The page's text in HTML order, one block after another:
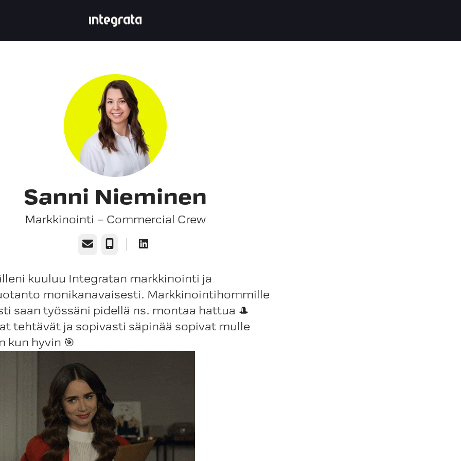
Sanni Nieminen
Markkinointi – Commercial Crew
Email Phone
kuuluu Integratan markkinointi ja
monikanavaisesti. Markkinointihommille
saan työssäni pidellä ns. montaa hattua 🎩
tehtävät ja sopivasti säpinää sopivat mulle
kun hyvin 🎯